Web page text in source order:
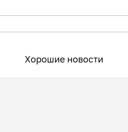
Хорошие новости